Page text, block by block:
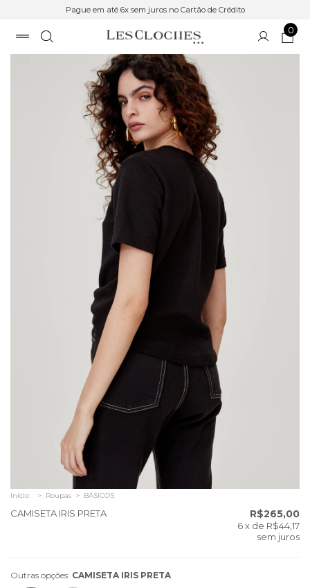
Pague em até 6x sem juros no Cartão de Crédito
0
Início > Roupas > BÁSICOS
CAMISETA IRIS PRETA R$265,00
6x de R$44,17
sem juros
Outras opções: CAMISETA IRIS PRETA